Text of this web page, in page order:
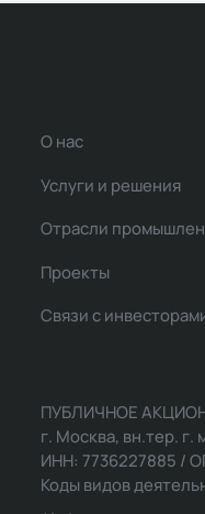
О нас
Услуги и решения
Отрасли
Проекты
Связи с
ПУБЛИЧНОЕ
г. Москва, вн.тер. г.
ИНН: 7736227885 /
Коды видов